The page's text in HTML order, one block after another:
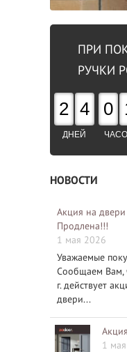
ПРИ
РУЧКИ
2 4
ДНЕЙ
0
НОВОСТИ
Акция на
Продлена!!!
1 мая 2026
Уважаемые
Сообщаем Вам,
г. действует
двери...
1